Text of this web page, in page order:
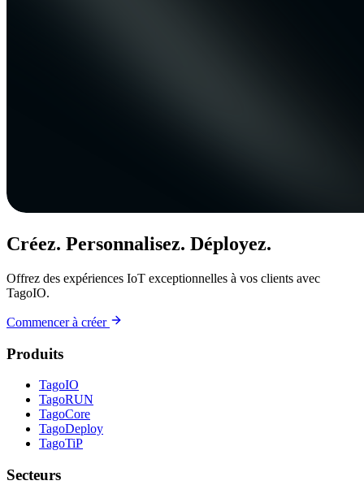
Créez. Personnalisez. Déployez.
Offrez des expériences IoT exceptionnelles à vos clients avec
TagoIO.
Commencer à créer
Produits
TagoIO
TagoRUN
TagoCore
TagoDeploy
TagoTiP
Secteurs